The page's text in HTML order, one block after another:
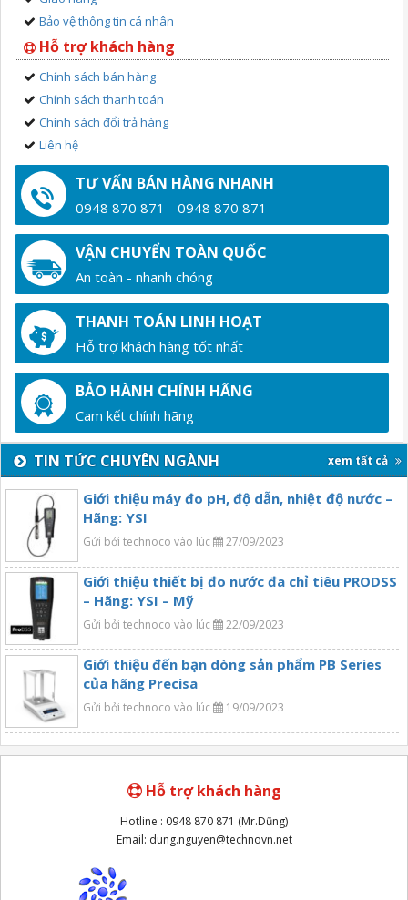
Bảo vệ thông tin cá nhân
Hỗ trợ khách hàng
Chính sách bán hàng
Chính sách thanh toán
Chính sách đổi trả hàng
Liên hệ
TƯ VẤN BÁN HÀNG NHANH
0948 870 871 - 0948 870 871
VẬN CHUYỂN TOÀN QUỐC
An toàn - nhanh chóng
THANH TOÁN LINH HOẠT
Hỗ trợ khách hàng tốt nhất
BẢO HÀNH CHÍNH HÃNG
Cam kết chính hãng
TIN TỨC CHUYÊN NGÀNH xem tất cả
Giới thiệu máy đo pH, độ dẫn, nhiệt độ nước –
Hãng: YSI
Gửi bởi technoco vào lúc 27/09/2023
Giới thiệu thiết bị đo nước đa chỉ tiêu PRODSS
– Hãng: YSI – Mỹ
Gửi bởi technoco vào lúc 22/09/2023
Giới thiệu đến bạn dòng sản phẩm PB Series
của hãng Precisa
Gửi bởi technoco vào lúc 19/09/2023
Hỗ trợ khách hàng
Hotline : 0948 870 871 (Mr.Dũng)
Email: dung.nguyen@technovn.net